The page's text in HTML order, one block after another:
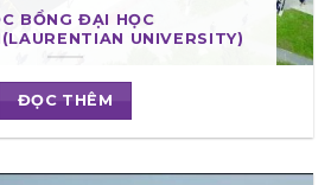
BỔNG ĐẠI HỌC
UNIVERSITY)
ĐỌC THÊM